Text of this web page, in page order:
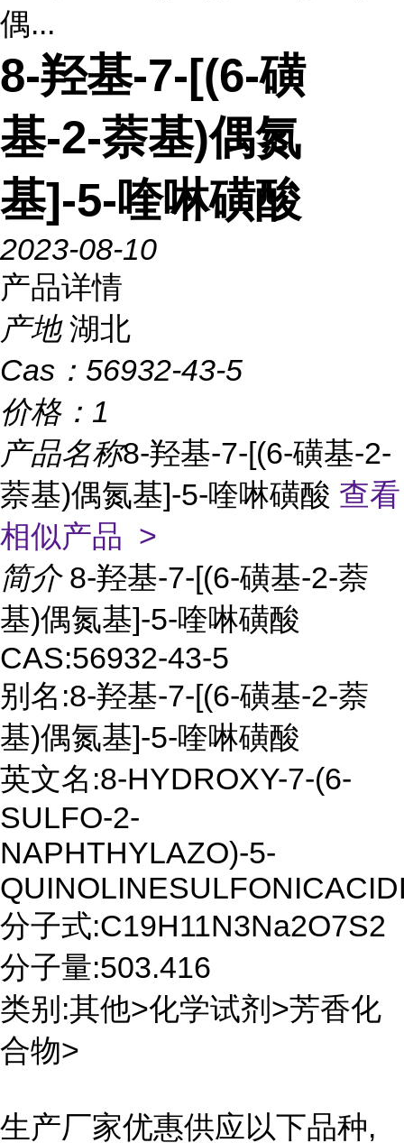
偶...
8-羟基-7-[(6-磺
基-2-萘基)偶氮
基]-5-喹啉磺酸
2023-08-10
产品详情
产地 湖北
Cas： 56932-43-5
价格： 1
产品名称8-羟基-7-[(6-磺基-2-
萘基)偶氮基]-5-喹啉磺酸 查看
相似产品 >
简介 8-羟基-7-[(6-磺基-2-萘
基)偶氮基]-5-喹啉磺酸
CAS:56932-43-5
别名:8-羟基-7-[(6-磺基-2-萘
基)偶氮基]-5-喹啉磺酸
英文名:8-HYDROXY-7-(6-
SULFO-2-
NAPHTHYLAZO)-5-
分子式:C19H11N3Na2O7S2
分子量:503.416
类别:其他>化学试剂>芳香化
合物>
生产厂家优惠供应以下品种,